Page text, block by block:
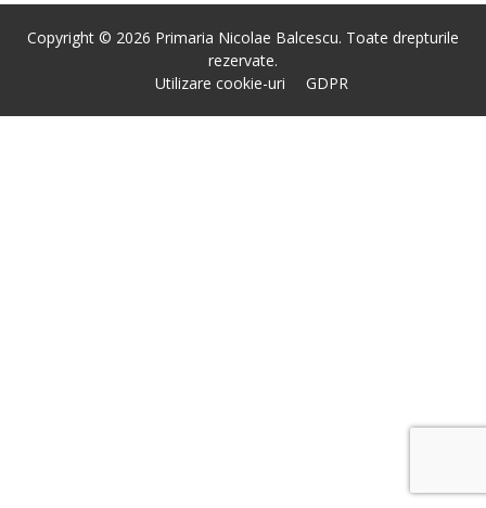
Copyright © 2026 Primaria Nicolae Balcescu. Toate drepturile
rezervate.
Utilizare cookie-uri
GDPR